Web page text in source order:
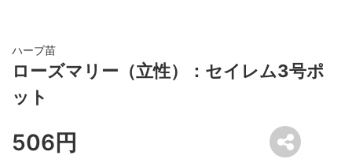
ハーブ苗
ローズマリー（立性）：セイレム3号ポ
ット
506円